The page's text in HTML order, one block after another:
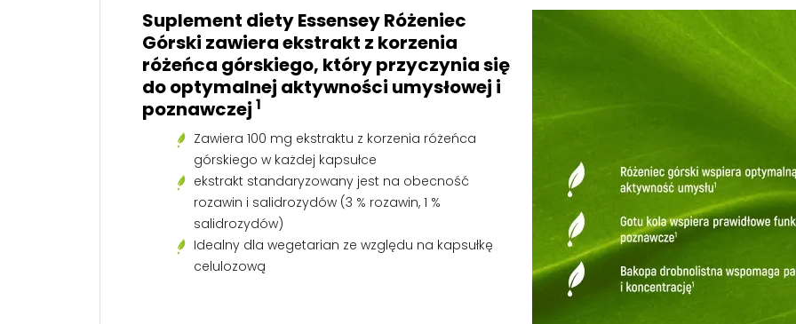
Suplement dietyEssensey Różeniec
Górski zawiera ekstrakt z korzenia
różeńca górskiego, który przyczynia się
do optymalnej aktywności umysłowej i
poznawczej 1
Zawiera 100 mg ekstraktu z korzenia różeńca
górskiego w każdej kapsułce
ekstrakt standaryzowany jest na obecność
rozawin i salidrozydów (3 % rozawin, 1 %
salidrozydów)
Idealny dla wegetarian ze względu na kapsułkę
celulozową